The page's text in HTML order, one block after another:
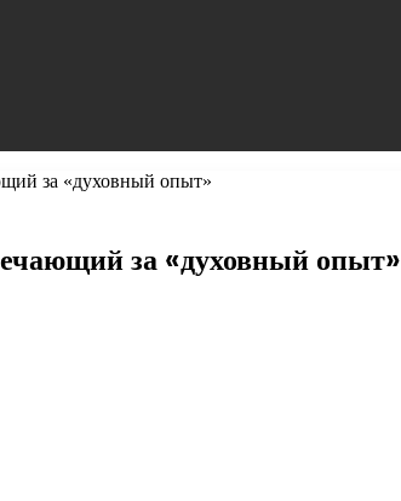
за «духовный опыт»
за «духовный опыт»